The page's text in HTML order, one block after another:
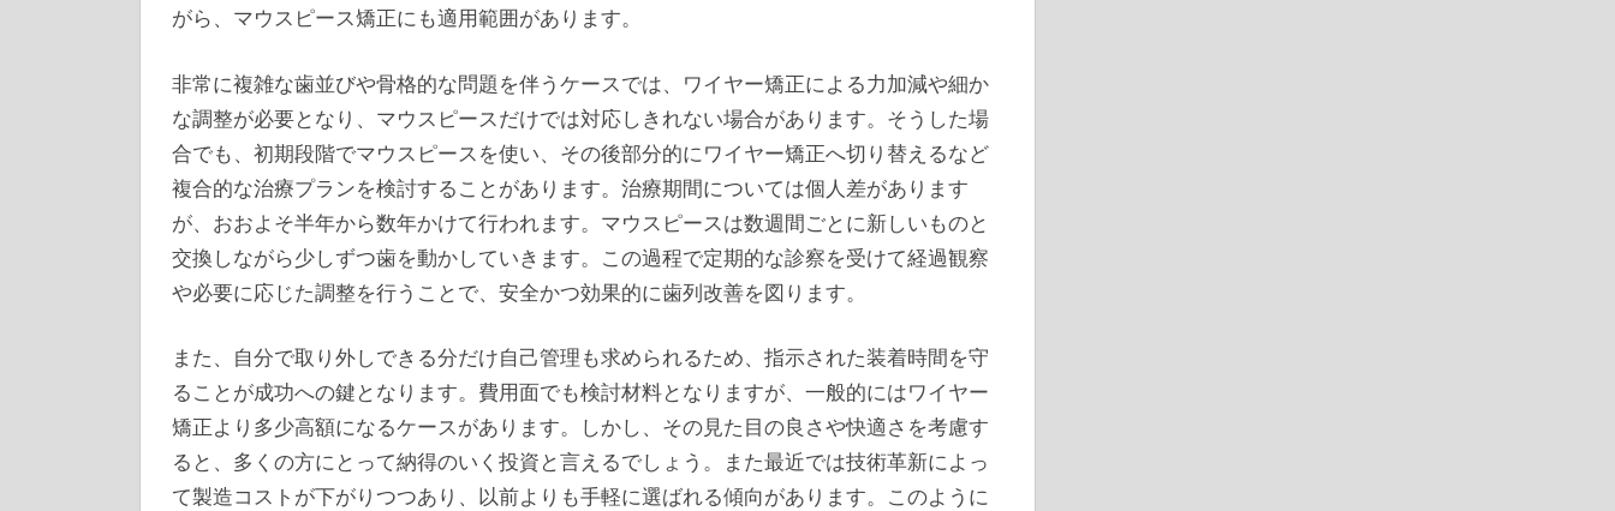
がら、マウスピース矯正にも適用範囲があります。
非常に複雑な歯並びや骨格的な問題を伴うケースでは、ワイヤー矯正による力加減や細か
な調整が必要となり、マウスピースだけでは対応しきれない場合があります。そうした場
合でも、初期段階でマウスピースを使い、その後部分的にワイヤー矯正へ切り替えるなど
複合的な治療プランを検討することがあります。治療期間については個人差があります
が、おおよそ半年から数年かけて行われます。マウスピースは数週間ごとに新しいものと
交換しながら少しずつ歯を動かしていきます。この過程で定期的な診察を受けて経過観察
や必要に応じた調整を行うことで、安全かつ効果的に歯列改善を図ります。
また、自分で取り外しできる分だけ自己管理も求められるため、指示された装着時間を守
ることが成功への鍵となります。費用面でも検討材料となりますが、一般的にはワイヤー
矯正より多少高額になるケースがあります。しかし、その見た目の良さや快適さを考慮す
ると、多くの方にとって納得のいく投資と言えるでしょう。また最近では技術革新によっ
て製造コストが下がりつつあり、以前よりも手軽に選ばれる傾向があります。このように